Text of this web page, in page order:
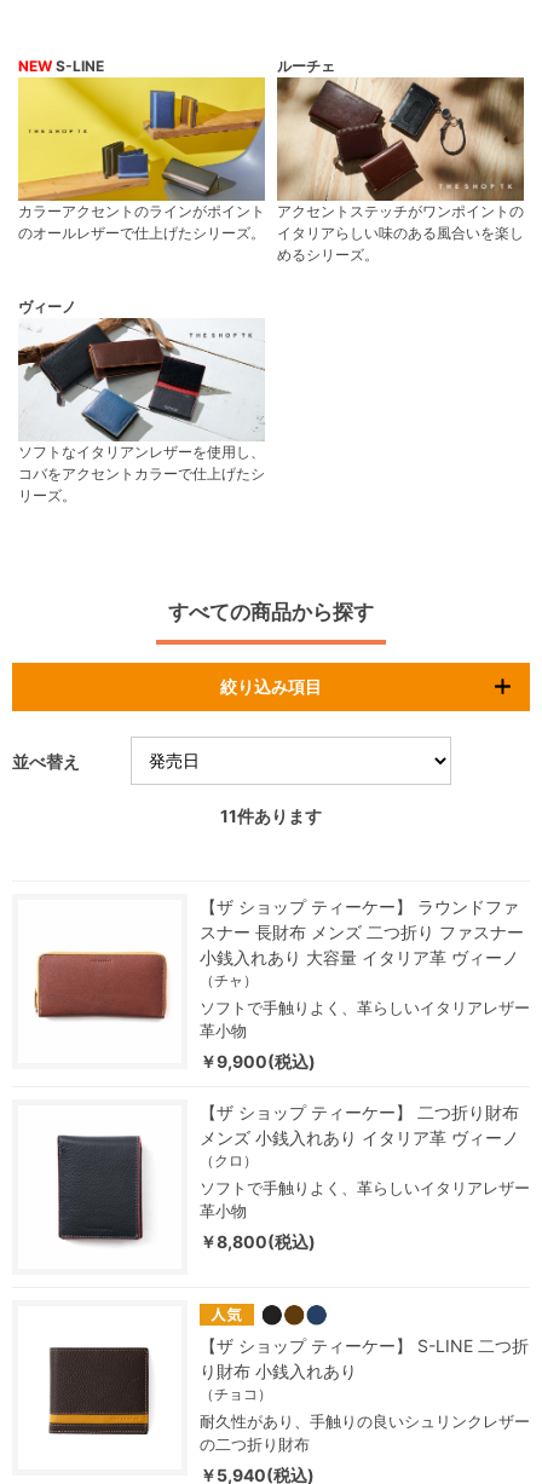
NEW S-LINE
カラーアクセントのラインがポイント
のオールレザーで仕上げたシリーズ。
ルーチェ
アクセントステッチがワンポイントの
イタリアらしい味のある風合いを楽し
めるシリーズ。
ヴィーノ
ソフトなイタリアンレザーを使用し、
コバをアクセントカラーで仕上げたシ
リーズ。
すべての商品から探す
絞り込み項目
並べ替え
11件あります
【ザ ショップ ティーケー】 ラウンドファ
スナー 長財布 メンズ 二つ折り ファスナー
小銭入れあり 大容量 イタリア革 ヴィーノ
（チャ）
ソフトで手触りよく、革らしいイタリアレザー
革小物
￥9,900(税込)
【ザ ショップ ティーケー】 二つ折り財布
メンズ 小銭入れあり イタリア革 ヴィーノ
（クロ）
ソフトで手触りよく、革らしいイタリアレザー
革小物
￥8,800(税込)
【ザ ショップ ティーケー】 S-LINE 二つ折
り財布 小銭入れあり
（チョコ）
耐久性があり、手触りの良いシュリンクレザー
の二つ折り財布
￥5,940(税込)